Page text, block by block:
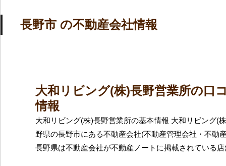
長野市 の不動産会社情報
大和リビング(株)長野営業所の口
情報
大和リビング(株)長野営業所の基本情報 大和リビング(
野県の長野市にある不動産会社(不動産管理会社・不動
長野県は不動産会社が不動産ノートに掲載されている